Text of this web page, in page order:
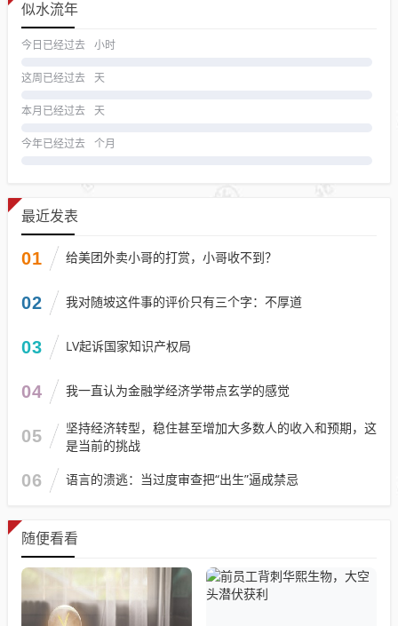
似水流年
今日已经过去 小时
这周已经过去 天
本月已经过去 天
今年已经过去 个月
最近发表
01 给美团外卖小哥的打赏，小哥收不到？
02 我对随坡这件事的评价只有三个字：不厚道
03 LV起诉国家知识产权局
04 我一直认为金融学经济学带点玄学的感觉
05
坚持经济转型，稳住甚至增加大多数人的收入和预期，这
是当前的挑战
06 语言的溃逃：当过度审查把“出生”逼成禁忌
随便看看